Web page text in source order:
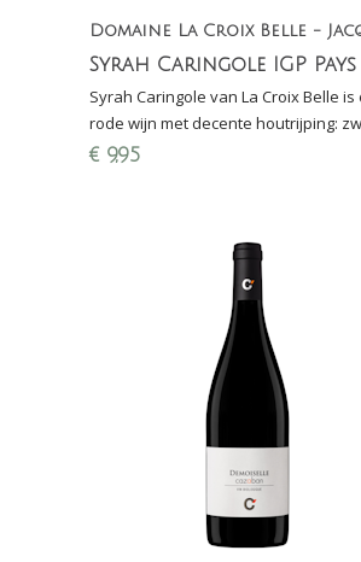
Syrah Caringole van La Croix Belle
rode wijn met decente houtrijping:
specerijen, vleugje mokka, zachte
€ 9,95